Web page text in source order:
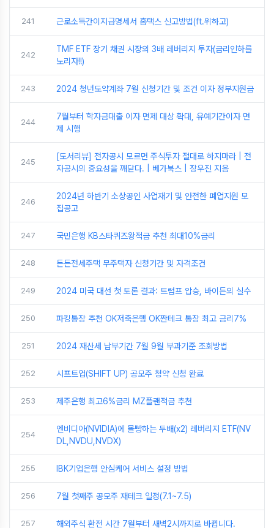
241 근로소득간이지급명세서 홈택스 신고방법(ft.위하고)
242
TMF ETF 장기 채권 시장의 3배 레버리지 투자(금리인하를
노리자!!)
243 2024 청년도약계좌 7월 신청기간 및 조건 이자 정부지원금
244
7월부터 학자금대출 이자 면제 대상 확대, 유예기간이자 면
제 시행
245
[도서리뷰] 전자공시 모르면 주식투자 절대로 하지마라 | 전
자공시의 중요성을 깨닫다. | 베가북스 | 장우진 지음
246
2024년 하반기 소상공인 사업재기 및 안전한 폐업지원 모
집공고
247 국민은행 KB스타퀴즈왕적금 추천 최대10%금리
248 든든전세주택 무주택자 신청기간 및 자격조건
249 2024 미국 대선 첫 토론 결과: 트럼프 압승, 바이든의 실수
250 파킹통장 추천 OK저축은행 OK짠테크 통장 최고 금리7%
251 2024 재산세 납부기간 7월 9월 부과기준 조회방법
252 시프트업(SHIFT UP) 공모주 청약 신청 완료
253 제주은행 최고6%금리 MZ플랜적금 추천
254
엔비디아(NVIDIA)에 몰빵하는 두배(x2) 레버리지 ETF(NV
DL,NVDU,NVDX)
255 IBK기업은행 안심케어 서비스 설정 방법
256 7월 첫째주 공모주 재테크 일정(7.1~7.5)
257 해외주식 환전 시간 7월부터 새벽2시까지로 바뀝니다.